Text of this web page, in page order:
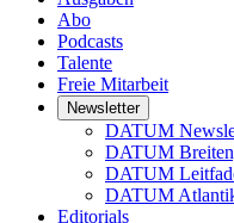
Abo
Podcasts
Talente
Freie Mitarbeit
Newsletter
DATUM
DATUM
DATUM
DATUM
Editorials